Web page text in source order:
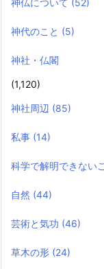
神仏について (52)
神代のこと (5)
神社・仏閣
(1,120)
神社周辺 (85)
私事 (14)
科学で解明できない
自然 (44)
芸術と気功 (46)
草木の形 (24)